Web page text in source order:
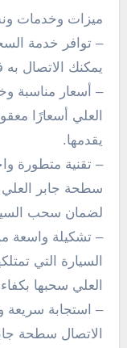
ميزات وخدمات
– توافر خدمة
يمكنك الاتصال
– أسعار مناسبة
العلي أسعارًا
يقدمها.
– تقنية متطورة
سطحة جابر العلي
لضمان سحب
– تشكيلة واسعة
السيارة التي
العلي سحبها
– استجابة سريعة
الاتصال سطحة